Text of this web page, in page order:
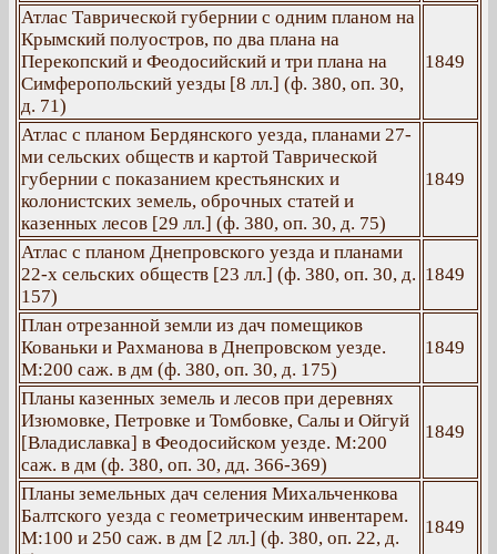
Атлас Таврической губернии с одним планом на
Крымский полуостров, по два плана на
Перекопский и Феодосийский и три плана на
Симферопольский уезды [8 лл.] (ф. 380, оп. 30,
д. 71)
1849
Атлас с планом Бердянского уезда, планами 27-
ми сельских обществ и картой Таврической
губернии с показанием крестьянских и
колонистских земель, оброчных статей и
казенных лесов [29 лл.] (ф. 380, оп. 30, д. 75)
1849
Атлас с планом Днепровского уезда и планами
22-х сельских обществ [23 лл.] (ф. 380, оп. 30, д.
157)
1849
План отрезанной земли из дач помещиков
Кованьки и Рахманова в Днепровском уезде.
М:200 саж. в дм (ф. 380, оп. 30, д. 175)
1849
Планы казенных земель и лесов при деревнях
Изюмовке, Петровке и Томбовке, Салы и Ойгуй
[Владиславка] в Феодосийском уезде. М:200
саж. в дм (ф. 380, оп. 30, дд. 366-369)
1849
Планы земельных дач селения Михальченкова
Балтского уезда с геометрическим инвентарем.
М:100 и 250 саж. в дм [2 лл.] (ф. 380, оп. 22, д.
1849